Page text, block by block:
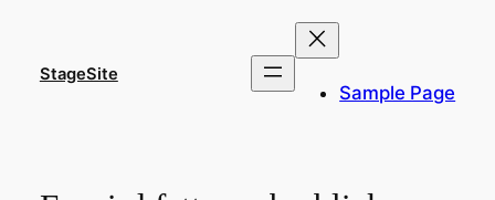
contentStageSite
Sample Page